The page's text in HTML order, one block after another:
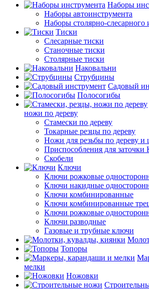
Наборы
Наборы автоинструмента
Наборы столярно-слесарного
Тиски
Слесарные тиски
Станочные тиски
Столярные тиски
Наковальни
Струбцины
Садовый
Полосогибы
ножи по дереву
Стамески по дереву
Токарные резцы по дереву
Ножи для резьбы по дереву и
Приспособления для
Скобели
Ключи
Ключи рожковые
Ключи накидные
Ключи комбинированные
Ключи комбинированные
Ключи рожковые
Ключи разводные
Газовые и трубные ключи
Топоры
мелки
Ножовки